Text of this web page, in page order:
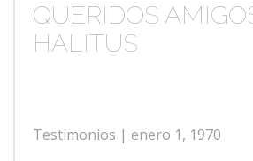
QUERIDOS
HALITUS
Testimonios | enero 1, 1970